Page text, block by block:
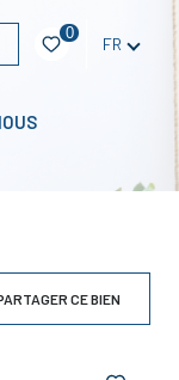
0
FR
CE BIEN